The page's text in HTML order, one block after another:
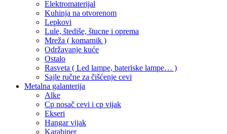
Elektromaterijal
Kuhinja na otvorenom
Lepkovi
Lule, štediše, štucne i oprema
Mreža ( komarnik )
Održavanje kuće
Ostalo
Rasveta ( Led lampe, bateriske lampe… )
Sajle ručne za čišćenje cevi
Metalna galanterija
Alke
Cp nosač cevi i cp vijak
Ekseri
Hangar vijak
Karabiner